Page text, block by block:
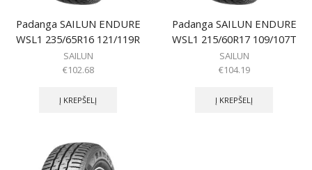
Padanga SAILUN ENDURE
WSL1 235/65R16 121/119R
SAILUN
€102.68
Į KREPŠELĮ
Padanga SAILUN ENDURE
WSL1 215/60R17 109/107T
SAILUN
€104.19
Į KREPŠELĮ